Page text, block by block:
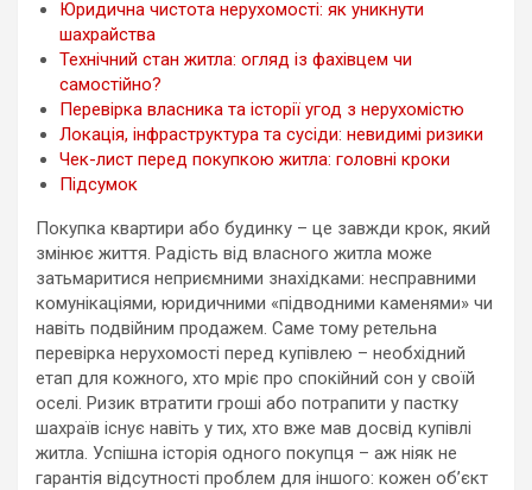
Юридична чистота нерухомості: як уникнути
шахрайства
Технічний стан житла: огляд із фахівцем чи
самостійно?
Перевірка власника та історії угод з нерухомістю
Локація, інфраструктура та сусіди: невидимі ризики
Чек-лист перед покупкою житла: головні кроки
Підсумок
Покупка квартири або будинку – це завжди крок, який
змінює життя. Радість від власного житла може
затьмаритися неприємними знахідками: несправними
комунікаціями, юридичними «підводними каменями» чи
навіть подвійним продажем. Саме тому ретельна
перевірка нерухомості перед купівлею – необхідний
етап для кожного, хто мріє про спокійний сон у своїй
оселі. Ризик втратити гроші або потрапити у пастку
шахраїв існує навіть у тих, хто вже мав досвід купівлі
житла. Успішна історія одного покупця – аж ніяк не
гарантія відсутності проблем для іншого: кожен об’єкт